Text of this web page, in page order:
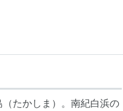
たかしま）。南紀白浜の